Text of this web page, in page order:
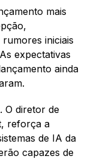
mais
iniciais
expectativas
ainda
O diretor de
reforça a
de IA da
capazes de